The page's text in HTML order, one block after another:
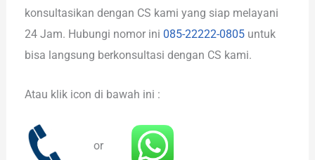
konsultasikan dengan CS kami yang siap melayani
24 Jam. Hubungi nomor ini 085-22222-0805 untuk
bisa langsung berkonsultasi dengan CS kami.
Atau klik icon di bawah ini :
or